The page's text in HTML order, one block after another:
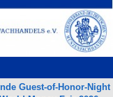
Guest-of-Honor-Night